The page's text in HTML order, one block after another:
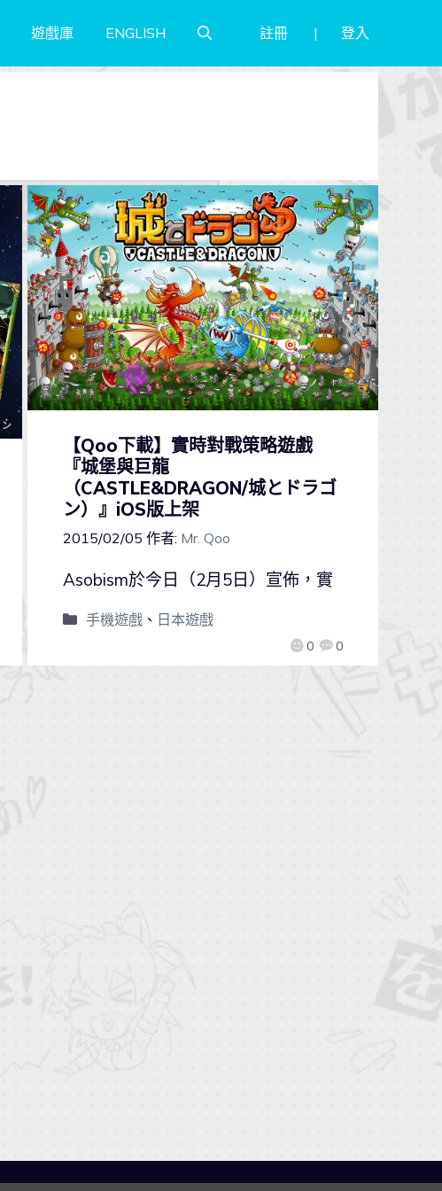
遊戲庫 ENGLISH 註冊 登入
【Qoo下載】實時對戰策略遊戲
『城堡與巨龍
（CASTLE&DRAGON/城とドラゴ
ン）』iOS版上架
2015/02/05 作者: Mr. Qoo
0 0
Asobism於今日（2月5日）宣佈，實
手機遊戲、 日本遊戲